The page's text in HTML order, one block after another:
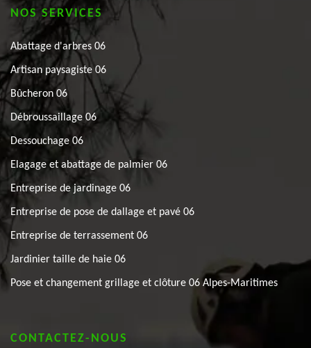
NOS SERVICES
Abattage d'arbres 06
Artisan paysagiste 06
Bûcheron 06
Débroussaillage 06
Dessouchage 06
Elagage et abattage de palmier 06
Entreprise de jardinage 06
Entreprise de pose de dallage et pavé 06
Entreprise de terrassement 06
Jardinier taille de haie 06
Pose et changement grillage et clôture 06 Alpes-Maritimes
CONTACTEZ-NOUS